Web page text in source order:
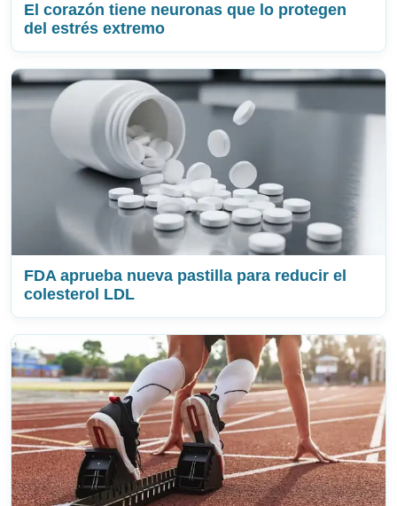
El corazón tiene neuronas que lo protegen
del estrés extremo
FDA aprueba nueva pastilla para reducir el
colesterol LDL